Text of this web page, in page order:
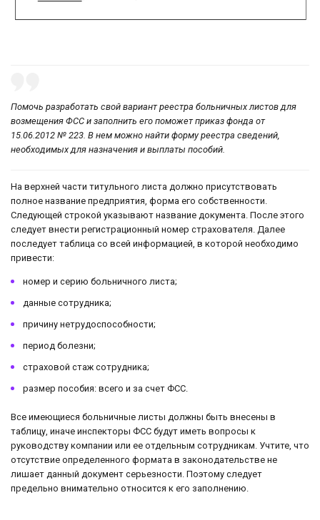
Помочь разработать свой вариант реестра больничных листов для
возмещения ФСС и заполнить его поможет приказ фонда от
15.06.2012 № 223. В нем можно найти форму реестра сведений,
необходимых для назначения и выплаты пособий.
На верхней части титульного листа должно присутствовать
полное название предприятия, форма его собственности.
Следующей строкой указывают название документа. После этого
следует внести регистрационный номер страхователя. Далее
последует таблица со всей информацией, в которой необходимо
привести:
номер и серию больничного листа;
данные сотрудника;
причину нетрудоспособности;
период болезни;
страховой стаж сотрудника;
размер пособия: всего и за счет ФСС.
Все имеющиеся больничные листы должны быть внесены в
таблицу, иначе инспекторы ФСС будут иметь вопросы к
руководству компании или ее отдельным сотрудникам. Учтите, что
отсутствие определенного формата в законодательстве не
лишает данный документ серьезности. Поэтому следует
предельно внимательно относится к его заполнению.